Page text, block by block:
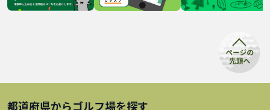
都道府県からゴルフ場を探す